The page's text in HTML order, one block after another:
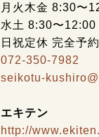
月火木金 8:30〜
水土 8:30〜12:00
日祝定休 完全予約
072-350-7982
seikotu-
エキテン
http://